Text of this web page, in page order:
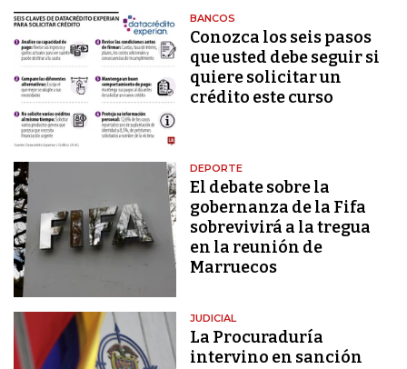
BANCOS
Conozca los seis pasos
que usted debe seguir si
quiere solicitar un
crédito este curso
DEPORTE
El debate sobre la
gobernanza de la Fifa
sobrevivirá a la tregua
en la reunión de
Marruecos
JUDICIAL
La Procuraduría
intervino en sanción